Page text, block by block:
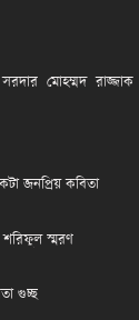
মোহম্মদ রাজ্জাক
জনপ্রিয় কবিতা
শরিফুল স্মরণ
গুচ্ছ